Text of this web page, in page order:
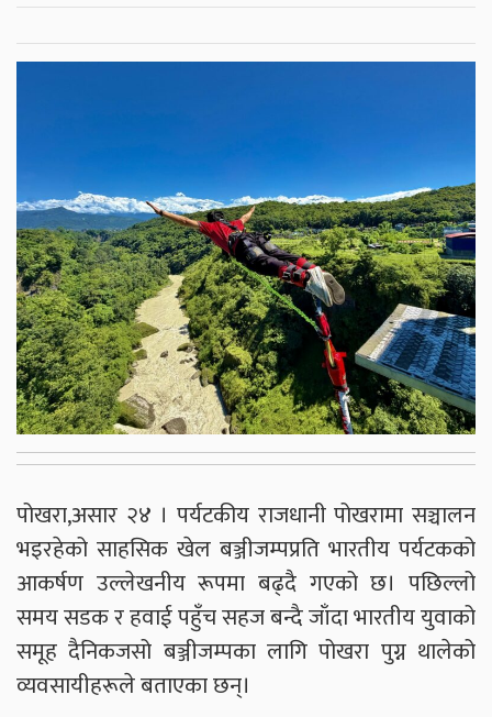
पोखरा,असार २४ । पर्यटकीय राजधानी पोखरामा सञ्चालन
भइरहेको साहसिक खेल बञ्जीजम्पप्रति भारतीय पर्यटकको
आकर्षण उल्लेखनीय रूपमा बढ्दै गएको छ। पछिल्लो
समय सडक र हवाई पहुँच सहज बन्दै जाँदा भारतीय युवाको
समूह दैनिकजसो बञ्जीजम्पका लागि पोखरा पुग्न थालेको
व्यवसायीहरूले बताएका छन्।